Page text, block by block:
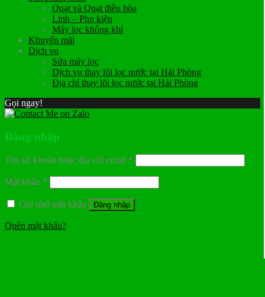
Quạt và Quạt điều hòa
Linh – Phụ kiện
Máy lọc không khí
Khuyến mãi
Dịch vụ
Sửa máy lọc
Dịch vụ thay lõi lọc nước tại Hải Phòng
Địa chỉ thay lõi lọc nước tại Hải Phòng
Gọi ngay!
Đăng nhập
Tên tài khoản hoặc địa chỉ email *
Mật khẩu *
Ghi nhớ mật khẩu Đăng nhập
Quên mật khẩu?